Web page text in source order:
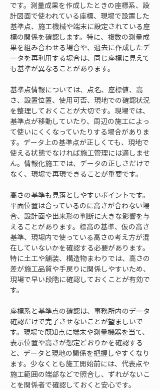
です。測量成果を作成したときの座標系、設
計図面で使われている座標、現場で設置した
基準点、施工機械や端末に設定されている座
標の関係を確認します。特に、複数の測量成
果を組み合わせる場合や、過去に作成したデ
ータを再利用する場合は、同じ座標に見えて
も基準が異なることがあります。
基準点情報については、点名、座標値、高
さ、設置位置、使用可否、現地での確認状況
を整理しておくことが大切です。現場では、
基準点が移動していたり、周辺の施工によっ
て使いにくくなっていたりする場合がありま
す。データ上の基準点が正しくても、現地で
使える状態でなければ施工管理には適しませ
ん。情報化施工では、データの正しさだけで
なく、現場で再現できることが重要です。
高さの基準も見落としやすいポイントです。
平面位置は合っているのに高さが合わない場
合、設計面や出来形の判断に大きな影響を与
えることがあります。標高の基準、仮の高さ
基準、現場内で使っている高さの考え方が混
在していないかを確認する必要があります。
特に土工や舗装、構造物まわりでは、高さの
差が施工品質や手戻りに関係しやすいため、
現場で早い段階に確認しておくことが有効で
す。
座標系と基準点の確認は、事務所内のデータ
確認だけで完了させないことが望ましいで
す。現場で既知点に端末や測量機器を当て、
表示位置や高さが想定どおりかを確認する
と、データと現地の関係を把握しやすくなり
ます。少なくとも施工開始前には、代表点や
施工範囲の端部などで照合し、ずれがないこ
とを関係者で確認しておくと安心です。